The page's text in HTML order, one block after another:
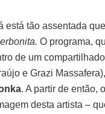
está tão assentada
O programa,
de um
e Grazi
. A partir de então,
desta artista –